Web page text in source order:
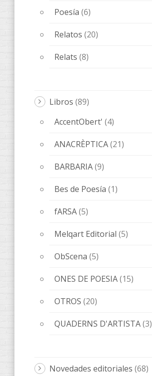
Poesía (6)
Relatos (20)
Relats (8)
Libros (89)
AccentObert' (4)
ANACRÈPTICA(21)
BARBARIA(9)
Bes de Poesía (1)
fARSA(5)
Melqart Editorial (5)
ObScena (5)
ONES DE POESIA(15)
OTROS (20)
QUADERNS D'ARTISTA(3)
Novedades editoriales (68)